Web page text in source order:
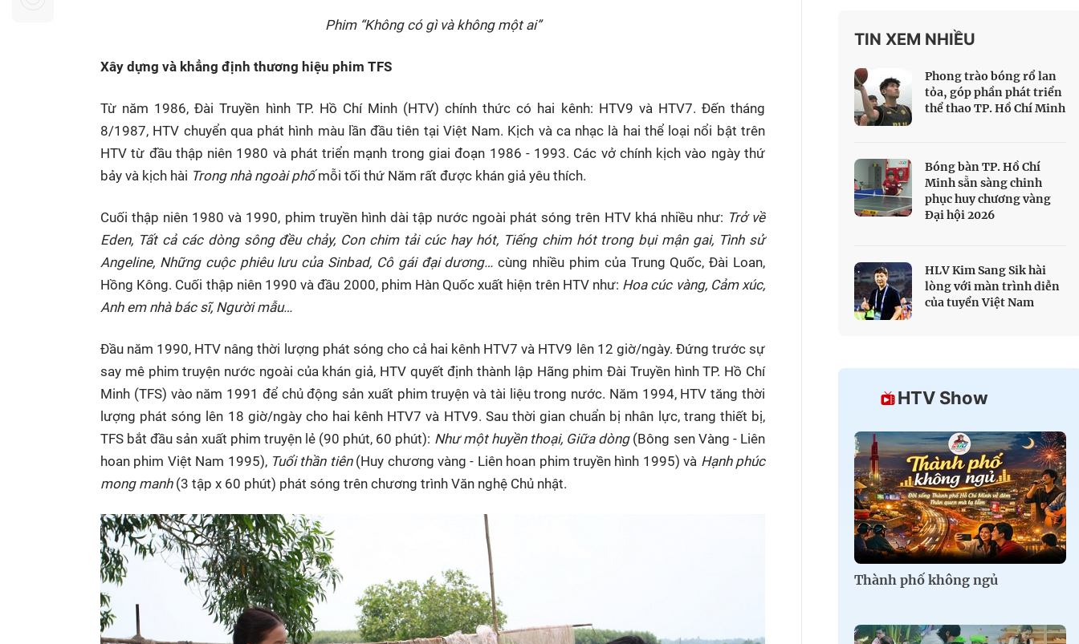
Hồ Chí Minh
ngủ
Bé xem gì
Mái ấm gia đình
Việt
Các chương trình
khác
Innovation Fest
Chung một tấm
lòng
HTV
SEA Games 33
Phim “Không có gì và không một ai”
Xây dựng và khẳng định thương hiệu phim TFS
Từ năm 1986, Đài Truyền hình TP. Hồ Chí Minh (HTV) chính thức có hai kênh: HTV9 và HTV7. Đến tháng
8/1987, HTV chuyển qua phát hình màu lần đầu tiên tại Việt Nam. Kịch và ca nhạc là hai thể loại nổi bật trên
HTV từ đầu thập niên 1980 và phát triển mạnh trong giai đoạn 1986 - 1993. Các vở chính kịch vào ngày thứ
bảy và kịch hài Trong nhà ngoài phốmỗi tối thứ Năm rất được khán giả yêu thích.
Cuối thập niên 1980 và 1990, phim truyền hình dài tập nước ngoài phát sóng trên HTV khá nhiều như: Trở về
Eden, Tất cả các dòng sông đều chảy, Con chim tải cúc hay hót, Tiếng chim hót trong bụi mận gai, Tình sử
Angeline, Những cuộc phiêu lưu của Sinbad, Cô gái đại dương… cùng nhiều phim của Trung Quốc, Đài Loan,
Hồng Kông. Cuối thập niên 1990 và đầu 2000, phim Hàn Quốc xuất hiện trên HTV như: Hoa cúc vàng, Cảm xúc,
Anh em nhà bác sĩ, Người mẫu…
Đầu năm 1990, HTV nâng thời lượng phát sóng cho cả hai kênh HTV7 và HTV9 lên 12 giờ/ngày. Đứng trước sự
say mê phim truyện nước ngoài của khán giả, HTV quyết định thành lập Hãng phim Đài Truyền hình TP. Hồ Chí
Minh (TFS) vào năm 1991 để chủ động sản xuất phim truyện và tài liệu trong nước. Năm 1994, HTV tăng thời
lượng phát sóng lên 18 giờ/ngày cho hai kênh HTV7 và HTV9. Sau thời gian chuẩn bị nhân lực, trang thiết bị,
TFS bắt đầu sản xuất phim truyện lẻ (90 phút, 60 phút): Như một huyền thoại, Giữa dòng(Bông sen Vàng - Liên
hoan phim Việt Nam 1995), Tuổi thần tiên(Huy chương vàng - Liên hoan phim truyền hình 1995) và Hạnh phúc
mong manh(3 tập x 60 phút) phát sóng trên chương trình Văn nghệ Chủ nhật.
TIN XEM NHIỀU
Phong trào bóng rổ lan
tỏa, góp phần phát triển
thể thao TP. Hồ Chí Minh
Bóng bàn TP. Hồ Chí
Minh sẵn sàng chinh
phục huy chương vàng
Đại hội 2026
HLV Kim Sang Sik hài
lòng với màn trình diễn
của tuyển Việt Nam
HTV Show
Thành phố không ngủ